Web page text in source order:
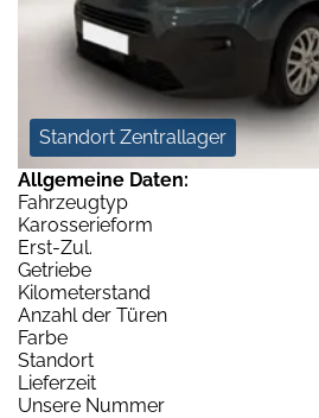
Standort Zentrallager
Allgemeine Daten:
Fahrzeugtyp
Karosserieform
Erst-Zul.
Getriebe
Kilometerstand
Anzahl der Türen
Farbe
Standort
Lieferzeit
Unsere Nummer